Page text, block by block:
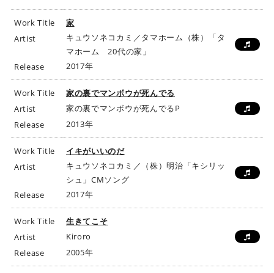
Work Title
家
Artist
キュウソネコカミ／タマホーム（株）「タ
マホーム 20代の家」
Release
2017年
Work Title
家の裏でマンボウが死んでる
Artist
家の裏でマンボウが死んでるP
Release
2013年
Work Title
イキがいいのだ
Artist
キュウソネコカミ／（株）明治「キシリッ
シュ」CMソング
Release
2017年
Work Title
生きてこそ
Artist
Kiroro
Release
2005年